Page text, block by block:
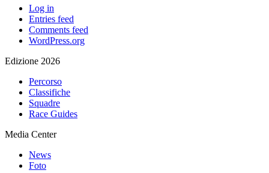
Log in
Entries feed
Comments feed
WordPress.org
Edizione 2026
Percorso
Classifiche
Squadre
Race Guides
Media Center
News
Foto